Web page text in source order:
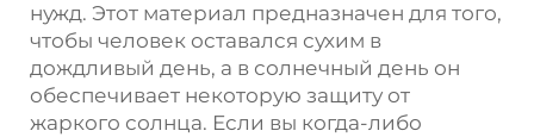
нужд. Этот материал предназначен для того,
чтобы человек оставался сухим в
дождливый день, а в солнечный день он
обеспечивает некоторую защиту от
жаркого солнца. Если вы когда-либо